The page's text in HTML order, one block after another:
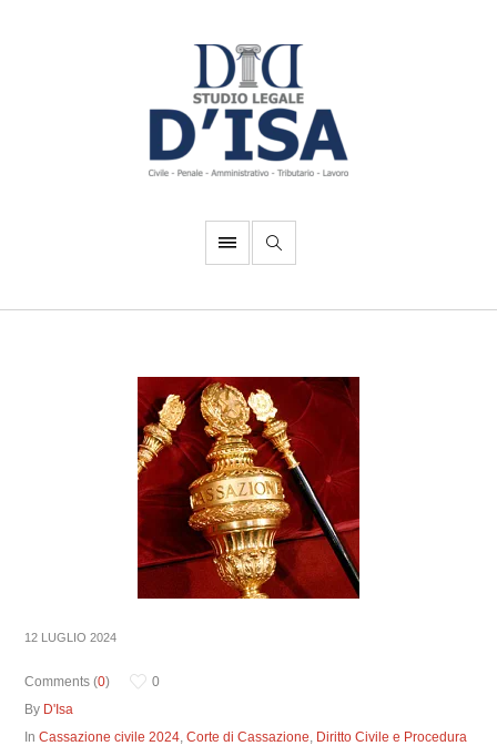
12 LUGLIO 2024
Comments (0)
0
By D'Isa
InCassazione civile 2024,Corte di Cassazione, Diritto Civile e Procedura